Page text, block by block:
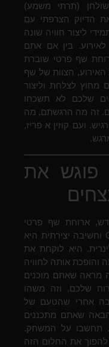
(תרתי משמע)
הדיוק הצרפתי עם
ליצור חוויה שונה
בין אם אתם
שף פרטי שוברת
הצוות של שף
מחוץ לצלחת וליצור
שלכם לא תשכחו
זה מה הרגשתם, מה
ועם קוזין א פריז,
פוגש את
ארוחת שף פרטי
המשלבת אלמנטים של Gamification וחשיבה יצירתית היא
היא לוקחת את
והופכת אותה לחוויה
מראה שאתם מוכנים
שלכם, וזה משהו
אחרי שהטעם של
שאתם מתכננים
תחשבו על המשחק.
את החלום הזה